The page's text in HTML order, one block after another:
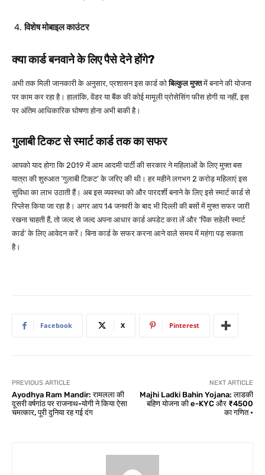
विशेष मोबाइल काउंटर
क्या कार्ड बनवाने के लिए पैसे देने होंगे?
अभी तक मिली जानकारी के अनुसार, प्रशासन इस कार्ड कोबिल्कुल मुफ्तमें बनाने की योजना
पर काम कर रहा है। हालांकि, वेंडर या बैंक की कोई मामूली प्रोसेसिंग फीस होगी या नहीं, इस
पर अंतिम आधिकारिक घोषणा होना अभी बाकी है।
गुलाबी टिकट से स्मार्ट कार्ड तक का सफर
आपको याद होगा कि 2019 में आम आदमी पार्टी की सरकार ने महिलाओं के लिए मुफ्त बस
यात्रा की शुरुआत ‘गुलाबी टिकट’ के जरिए की थी। हर महीने लगभग 2 करोड़ महिलाएं इस
सुविधा का लाभ उठाती हैं। अब इस व्यवस्था को और पारदर्शी बनाने के लिए इसे स्मार्ट कार्ड से
रिप्लेस किया जा रहा है। अगर आप 14 जनवरी के बाद भी दिल्ली की बसों में मुफ्त सफर जारी
रखना चाहती हैं, तो जल्द से जल्द अपना आधार कार्ड अपडेट करा लें और ‘पिंक सहेली स्मार्ट
कार्ड’ के लिए आवेदन करें। बिना कार्ड के सफर करना आने वाले समय में महंगा पड़ सकता
है।
Facebook X Pinterest
PREVIOUS ARTICLE
Ayodhya Ram Mandir: रामलला की
दूसरी वर्षगांठ पर राजनाथ-योगी ने किया ऐसा
चमत्कार, पूरी दुनिया रह गई दंग
NEXT ARTICLE
Majhi Ladki Bahin Yojana: लाडकी
बहिण योजना की e-KYC और ₹4500
का गणित •